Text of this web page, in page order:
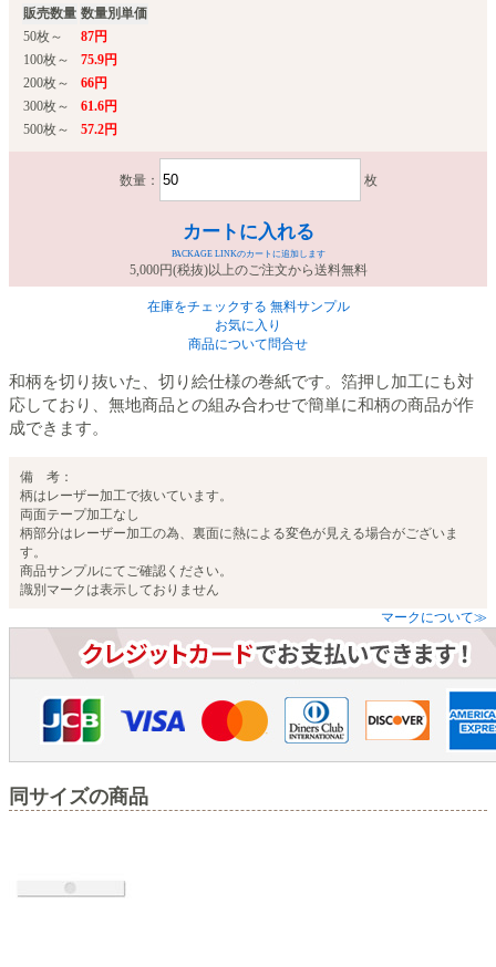
販売数量 数量別単価
50枚～
87円
100枚～
75.9円
200枚～
66円
300枚～
61.6円
500枚～
57.2円
数量： 枚
カートに入れる
PACKAGE LINKのカートに追加します
5,000円(税抜)以上のご注文から送料無料
在庫をチェックする 無料サンプル
お気に入り
商品について問合せ
和柄を切り抜いた、切り絵仕様の巻紙です。箔押し加工にも対
応しており、無地商品との組み合わせで簡単に和柄の商品が作
成できます。
備 考：
柄はレーザー加工で抜いています。
両面テープ加工なし
柄部分はレーザー加工の為、裏面に熱による変色が見える場合がございま
す。
商品サンプルにてご確認ください。
識別マークは表示しておりません
マークについて≫
同サイズの商品